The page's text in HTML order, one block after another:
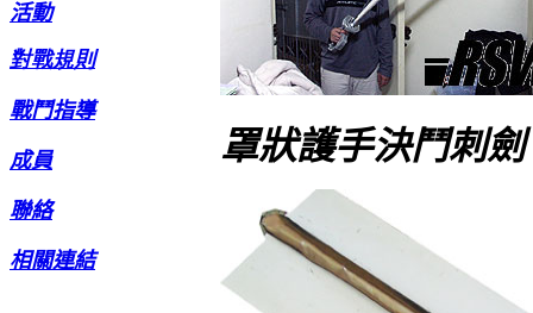
活動
對戰規則
戰鬥指導
成員
聯絡
相關連結
罩狀護手決鬥刺劍